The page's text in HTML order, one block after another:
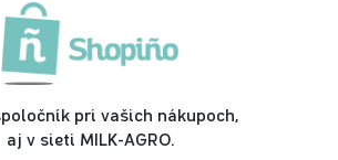
pri vašich nákupoch,
aj v sieti MILK-AGRO.